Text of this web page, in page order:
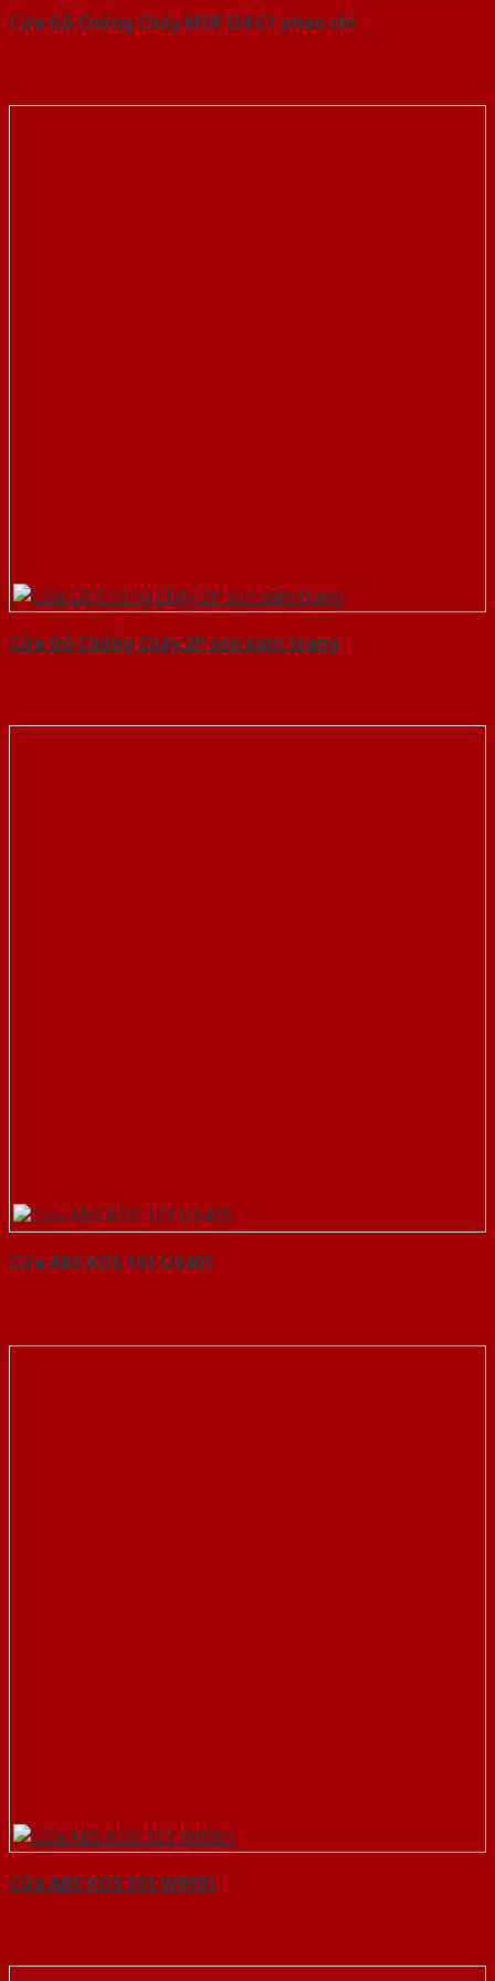
Cửa Gỗ Chống Cháy MDF O4 C1 phao chi
Cửa Gỗ Chống Cháy 2P son xam trang
Cửa ABS KOS 101 U6405
Cửa ABS KOS 101 W0901